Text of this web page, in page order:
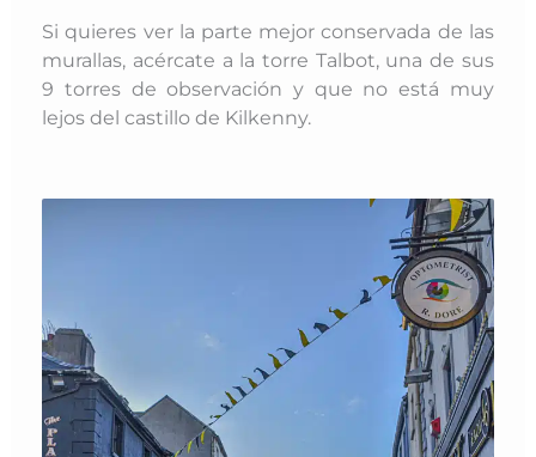
Si quieres ver la parte mejor conservada de las
murallas, acércate a la torre Talbot, una de sus
9 torres de observación y que no está muy
lejos del castillo de Kilkenny.